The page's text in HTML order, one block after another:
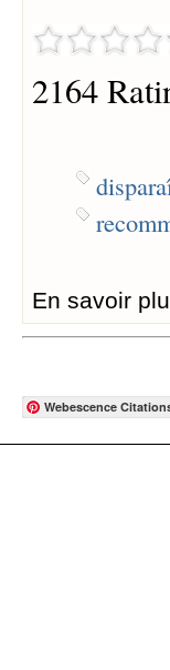
2164
En savoir
Webescence